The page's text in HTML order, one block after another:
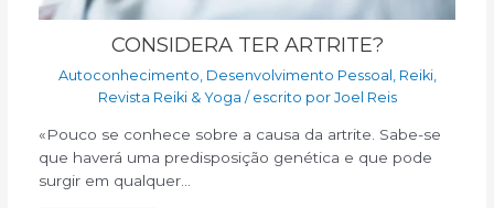
CONSIDERA TER ARTRITE?
Autoconhecimento Desenvolvimento Pessoal Reiki,
Revista Reiki & Yoga / escrito por Joel Reis
«Pouco se conhece sobre a causa da artrite. Sabe-se
que haverá uma predisposição genética e que pode
surgir em qualquer…